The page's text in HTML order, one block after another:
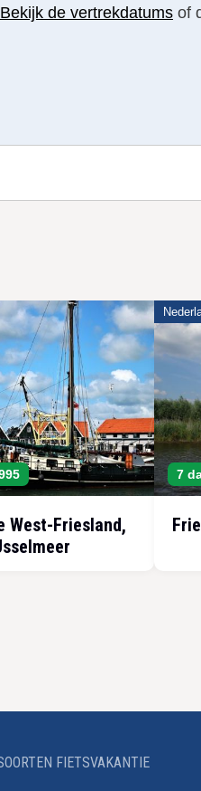
Bekijk de vertrekdatums of
West-Friesland,
7
FIETSVAKANTIE